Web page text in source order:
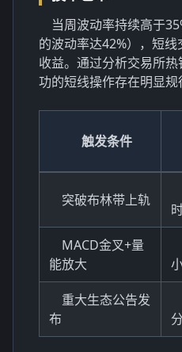
当周波动率持续高于
的波动率达42%），短
收益。通过分析交易所
功的短线操作存在明显规
触发条件
突破布林带上轨
MACD金叉+量
能放大
重大生态公告发
布